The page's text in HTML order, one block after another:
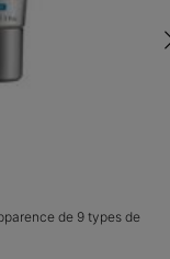
de 9 types de